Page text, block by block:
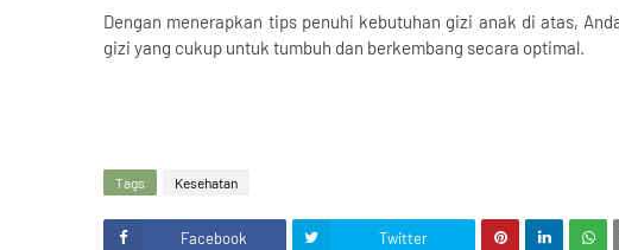
Dengan menerapkan tips penuhi kebutuhan gizi anak di atas,
gizi yang cukup untuk tumbuh dan berkembang secara optimal.
Tags Kesehatan
Facebook Twitter